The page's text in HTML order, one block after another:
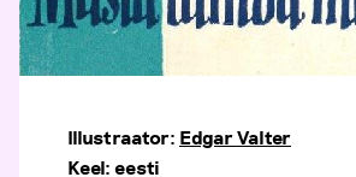
Illustraator:Edgar Valter
Keel: eesti